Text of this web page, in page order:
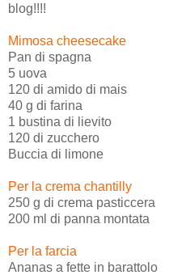
blog!!!!
Mimosa cheesecake
Pan di spagna
5 uova
120 di amido di mais
40 g di farina
1 bustina di lievito
120 di zucchero
Buccia di limone
Per la crema chantilly
250 g di crema pasticcera
200 ml di panna montata
Per la farcia
Ananas a fette in barattolo